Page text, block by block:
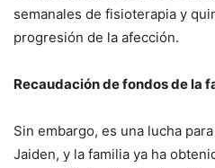
semanales de fisioterapia y
progresión de la afección.
Recaudación de fondos de la
Sin embargo, es una lucha
Jaiden, y la familia ya ha